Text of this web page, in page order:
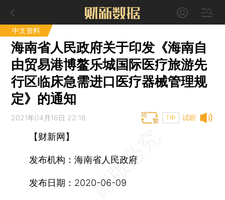
中文资料
海南省人民政府关于印发《海南自
由贸易港博鳌乐城国际医疗旅游先
行区临床急需进口医疗器械管理规
定》的通知
试听
2021年04月16日 22:18 T中
【财新网】
发布机构：海南省人民政府
发布日期： 2020-06-09